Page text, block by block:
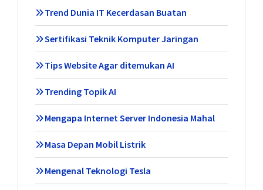
Trend Dunia IT Kecerdasan Buatan
Sertifikasi Teknik Komputer Jaringan
Tips Website Agar ditemukan AI
Trending Topik AI
Mengapa Internet Server Indonesia Mahal
Masa Depan Mobil Listrik
Mengenal Teknologi Tesla